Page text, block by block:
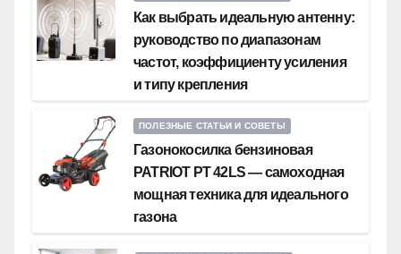
Как выбрать идеальную антенну:
руководство по диапазонам
частот, коэффициенту усиления
и типу крепления
ПОЛЕЗНЫЕ СТАТЬИ И СОВЕТЫ
Газонокосилка бензиновая
PATRIOT PT 42LS — самоходная
мощная техника для идеального
газона